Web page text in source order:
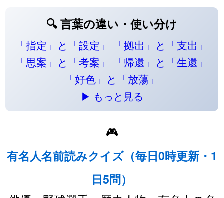
🔍 言葉の違い・使い分け
「指定」と「設定」
「拠出」と「支出」
「思案」と「考案」
「帰還」と「生還」
「好色」と「放蕩」
▶ もっと見る
🎮
有名人名前読みクイズ（毎日0時更新・1
日5問）